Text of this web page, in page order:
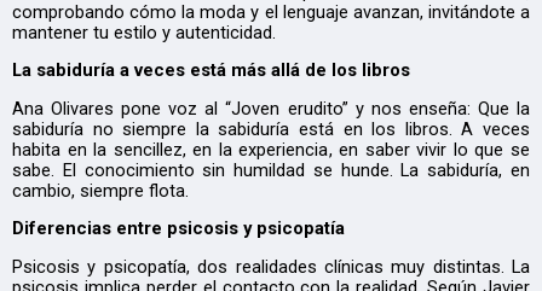
comprobando cómo la moda y el lenguaje avanzan, invitándote a
mantener tu estilo y autenticidad.
La sabiduría a veces está más allá de los libros
Ana Olivares pone voz al “Joven erudito” y nos enseña: Que la
sabiduría no siempre la sabiduría está en los libros. A veces
habita en la sencillez, en la experiencia, en saber vivir lo que se
sabe. El conocimiento sin humildad se hunde. La sabiduría, en
cambio, siempre flota.
Diferencias entre psicosis y psicopatía
Psicosis y psicopatía, dos realidades clínicas muy distintas. La